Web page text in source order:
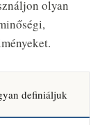
olyan
definiáljuk